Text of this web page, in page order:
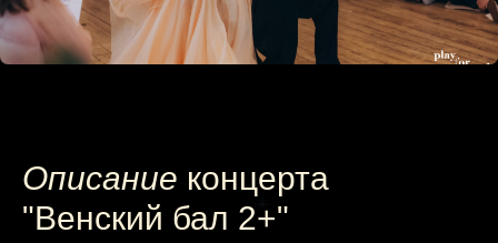
Описание концерта
"Венский бал 2+"